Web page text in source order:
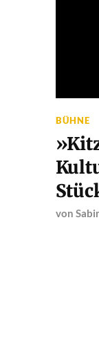
BÜHNE
von